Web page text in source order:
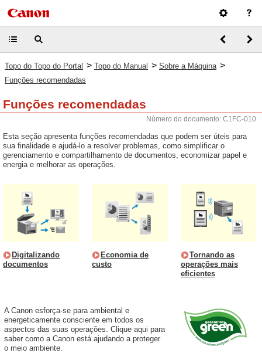
Topo do Topo do Portal > Topo do Manual > Sobre a Máquina >
Funções recomendadas
Funções recomendadas
Número do documento: C1FC-010
Esta seção apresenta funções recomendadas que podem ser úteis para
sua finalidade e ajudá-lo a resolver problemas, como simplificar o
gerenciamento e compartilhamento de documentos, economizar papel e
energia e melhorar as operações.
Digitalizando
documentos
Economia de
custo
Tornando as
operações mais
eficientes
A Canon esforça-se para ambiental e
energeticamente consciente em todos os
aspectos das suas operações. Clique aqui para
saber como a Canon está ajudando a proteger
o meio ambiente.